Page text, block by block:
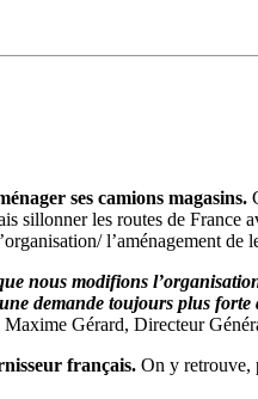
ses camions magasins.
sillonner les routes de France
l’aménagement de
nous modifions
demande toujours plus
Gérard, Directeur
français. On y retrouve,